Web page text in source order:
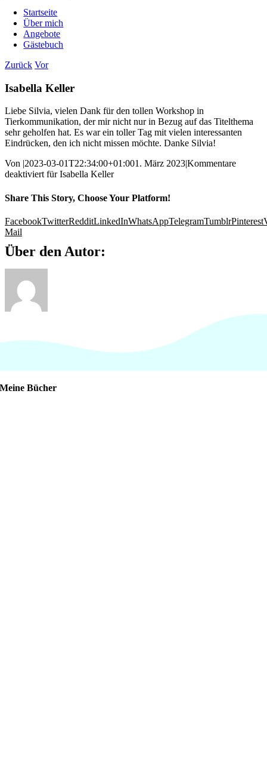
Startseite
Über mich
Angebote
Gästebuch
Zurück Vor
Isabella Keller
Liebe Silvia, vielen Dank für den tollen Workshop in
Tierkommunikation, der mir nicht nur in Bezug auf das Titelthema
sehr geholfen hat. Es war ein toller Tag mit vielen interessanten
Eindrücken, den ich nicht missen möchte. Danke Silvia!
Von |2023-03-01T22:34:00+01:001. März 2023|Kommentare
deaktiviertfür Isabella Keller
Share This Story, Choose Your Platform!
FacebookTwitterRedditLinkedInWhatsAppTelegramTumblrPinterest
Mail
Über den Autor:
Meine Bücher